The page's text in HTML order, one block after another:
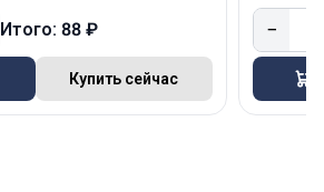
Итого: 88 ₽
Купить сейчас
−